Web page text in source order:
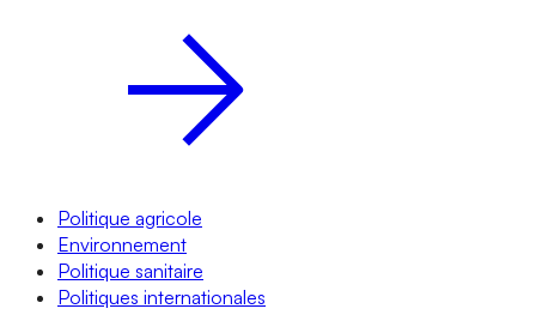
Politique agricole
Environnement
Politique sanitaire
Politiques internationales